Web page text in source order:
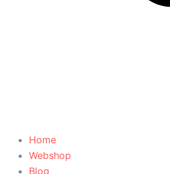
Home
Webshop
Blog